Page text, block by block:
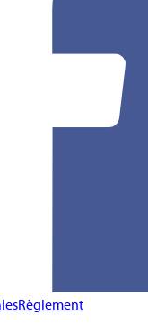
Règlement